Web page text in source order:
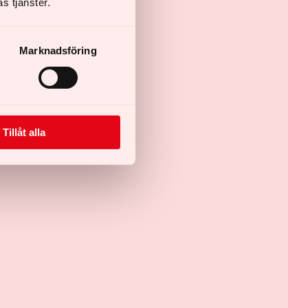
Marknadsföring
Tillåt alla